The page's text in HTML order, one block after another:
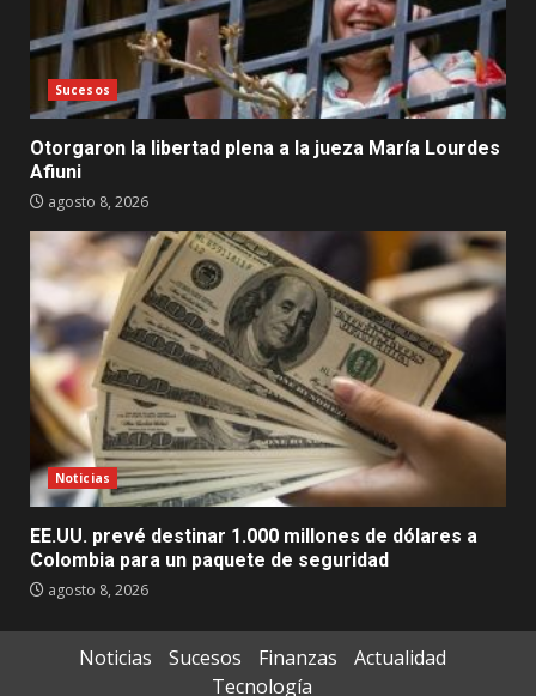
Sucesos
Otorgaron la libertad plena a la jueza María Lourdes
Afiuni
agosto 8, 2026
Noticias
EE.UU. prevé destinar 1.000 millones de dólares a
Colombia para un paquete de seguridad
agosto 8, 2026
Noticias Sucesos Finanzas
Actualidad
Tecnología